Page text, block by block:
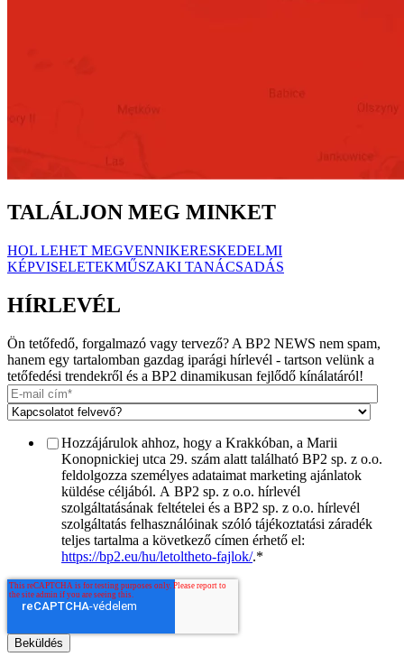
TALÁLJON MEG MINKET
HOL LEHET MEGVENNIKERESKEDELMI
KÉPVISELETEKMŰSZAKI TANÁCSADÁS
HÍRLEVÉL
Ön tetőfedő, forgalmazó vagy tervező? A BP2 NEWS nem spam,
hanem egy tartalomban gazdag iparági hírlevél - tartson velünk a
tetőfedési trendekről és a BP2 dinamikusan fejlődő kínálatáról!
Hozzájárulok ahhoz, hogy a Krakkóban, a Marii
Konopnickiej utca 29. szám alatt található BP2 sp. z o.o.
feldolgozza személyes adataimat marketing ajánlatok
küldése céljából. A BP2 sp. z o.o. hírlevél
szolgáltatásának feltételei és a BP2 sp. z o.o. hírlevél
szolgáltatás felhasználóinak szóló tájékoztatási záradék
teljes tartalma a következő címen érhető el:
https://bp2.eu/hu/letoltheto-fajlok/.*